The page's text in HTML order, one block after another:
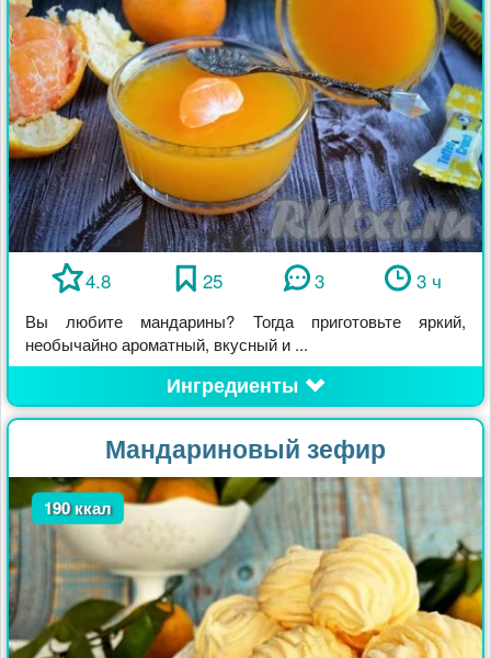
4.8 25 3 3 ч
Вы любите мандарины? Тогда приготовьте яркий,
необычайно ароматный, вкусный и ...
Ингредиенты
Мандариновый зефир
190 ккал